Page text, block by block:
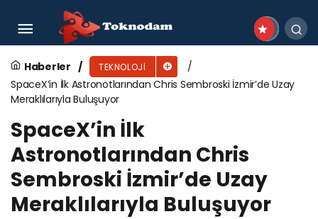
Haberler TEKNOLOJI
SpaceX’in İlk Astronotlarından Chris Sembroski İzmir’de Uzay
Meraklılarıyla Buluşuyor
SpaceX’in İlk
Astronotlarından Chris
Sembroski İzmir’de Uzay
Meraklılarıyla Buluşuyor
Türkiye, Yapay Zeka Çağında İnsan ve Veri
Gücüyle Öne Çıkıyor